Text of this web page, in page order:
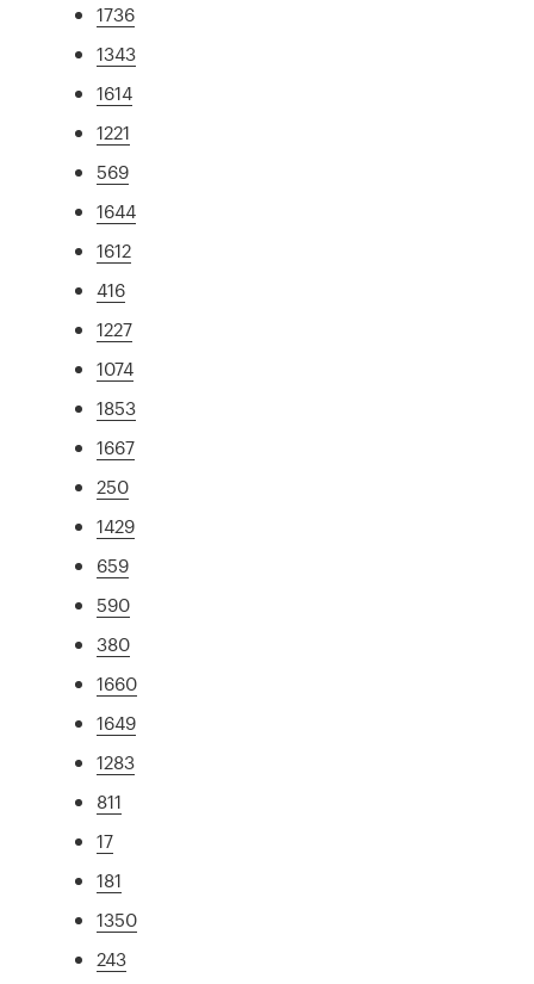
1736
1343
1614
1221
569
1644
1612
416
1227
1074
1853
1667
250
1429
659
590
380
1660
1649
1283
811
17
181
1350
243